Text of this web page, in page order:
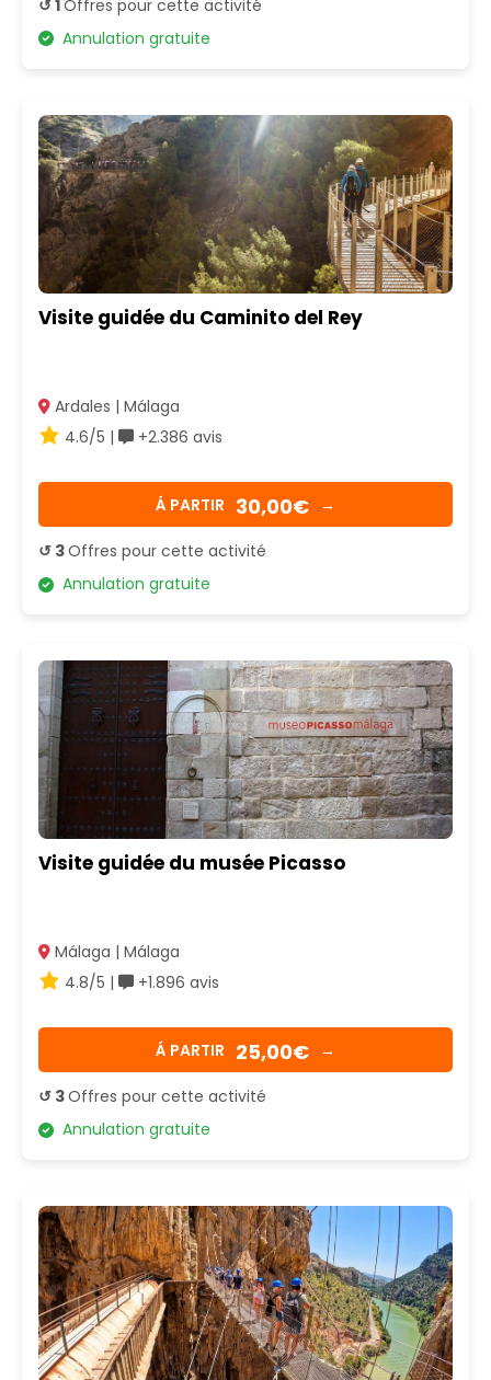
↺ 1Offres pour cette activité
Annulation gratuite
Visite guidée du Caminito del Rey
Ardales | Málaga
4.6/5 |
+2.386 avis
Á PARTIR 30,00€ →
↺ 3Offres pour cette activité
Annulation gratuite
Visite guidée du musée Picasso
Málaga | Málaga
4.8/5 |
+1.896 avis
Á PARTIR 25,00€ →
↺ 3Offres pour cette activité
Annulation gratuite